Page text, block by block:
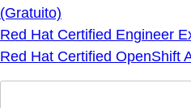
(Gratuito)
Red Hat Certified Engineer
Red Hat Certified OpenShift